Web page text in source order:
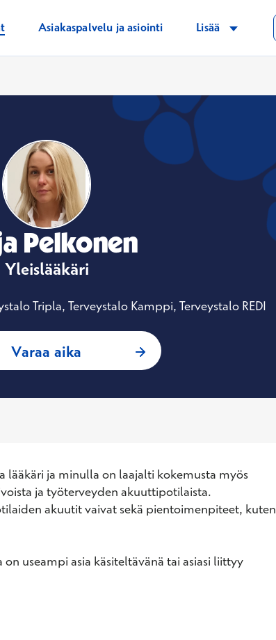
Asiakaspalvelu ja asiointi Lisää
Pelkonen
Yleislääkäri
Tripla, Terveystalo Kamppi, Terveystalo REDI
Varaa aika : Katja Pelkonen, Yleislääkäri
lääkäri ja minulla on laajalti kokemusta myös
ja työterveyden akuuttipotilaista.
akuutit vaivat sekä pientoimenpiteet, kuten
useampi asia käsiteltävänä tai asiasi liittyy